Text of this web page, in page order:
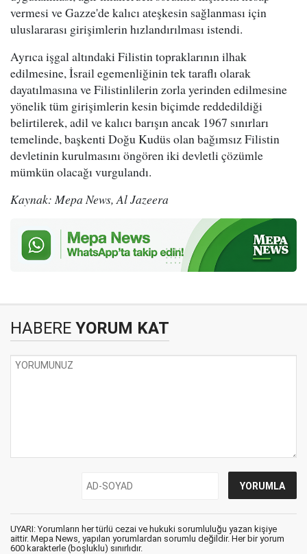
vermesi ve Gazze'de kalıcı ateşkesin sağlanması için
uluslararası girişimlerin hızlandırılması istendi.
Ayrıca işgal altındaki Filistin topraklarının ilhak
edilmesine, İsrail egemenliğinin tek taraflı olarak
dayatılmasına ve Filistinlilerin zorla yerinden edilmesine
yönelik tüm girişimlerin kesin biçimde reddedildiği
belirtilerek, adil ve kalıcı barışın ancak 1967 sınırları
temelinde, başkenti Doğu Kudüs olan bağımsız Filistin
devletinin kurulmasını öngören iki devletli çözümle
mümkün olacağı vurgulandı.
Kaynak: Mepa News, Al Jazeera
HABERE YORUM KAT
UYARI: Yorumların her türlü cezai ve hukuki sorumluluğu yazan kişiye
aittir. Mepa News, yapılan yorumlardan sorumlu değildir. Her bir yorum
600 karakterle (boşluklu) sınırlıdır.